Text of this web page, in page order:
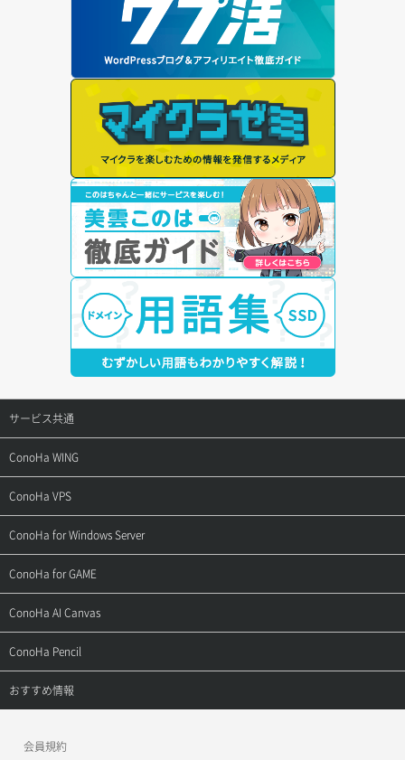
サービス共通
サポートトップ
ご契約・お支払い
用語集
お問い合わせ
ConoHa WING
サポートトップ
ご利用ガイド
お乗り換えガイド
よくある質問
ConoHa VPS
サポートトップ
ご利用ガイド
APIドキュメントVPS2.0
APIドキュメントVPS3.0
ConoHa for Windows Server
サポートトップ
ご利用ガイド
APIドキュメントVPS2.0
APIドキュメントVPS3.0
ConoHa for GAME
サポートトップ
ご利用ガイド
ConoHa AI Canvas
サポートトップ
ご利用ガイド
ConoHa Pencil
サポートトップ
おすすめ情報
会員規約